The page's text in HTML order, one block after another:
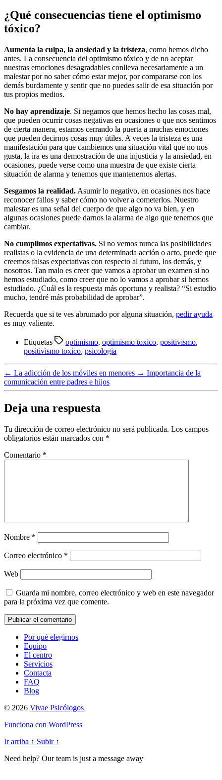
¿Qué consecuencias tiene el optimismo
tóxico?
Aumenta la culpa, la ansiedad y la tristeza, como hemos dicho
antes. La consecuencia del optimismo tóxico y de no aceptar
nuestras emociones desagradables conlleva necesariamente a un
malestar por no saber cómo estar mejor, por compararse con los
demás burdamente y sentir que no puedes salir de esa situación por
tus propios medios.
No hay aprendizaje. Si negamos que hemos hecho las cosas mal,
que pueden ocurrir cosas negativas en ocasiones o que nos sentimos
de cierta manera, estamos cerrando la puerta a muchas emociones
que pueden decirnos cosas muy útiles. A veces la tristeza es una
manifestación para que cambiemos una situación vital que no nos
gusta, la ira es una demostración de una injusticia y la ansiedad, en
ocasiones, puede verse como una muestra de que existe cierta
situación de alarma y tenemos que mantenernos alertas.
Sesgamos la realidad. Asumir lo negativo, en ocasiones nos hace
reconocer fallos y saber cómo no volver a cometerlos. Nuestro
malestar es una señal del cuerpo de que algo no va bien, y en
algunas ocasiones puede darnos la alarma de algo que tenemos que
cambiar.
No cumplimos expectativas. Si no vemos nunca las posibilidades
realistas o la evidencia de una determinada acción o acto, puede que
creemos falsas expectativas con respecto al futuro, los demás, y
nosotros. Tan malo es creer que vamos a aprobar un examen si no
hemos estudiado, como creer que no lo vamos a aprobar si hemos
estudiado. ¿Cuál es la respuesta más oportuna y realista? “Si estudio
mucho, tendré más probabilidad de aprobar”.
Recuerda que si te ves abrumado por alguna situación, pedir ayuda
es muy valiente.
Etiquetas optimismo, optimismo toxico, positivismo,
positivismo toxico, psicologia
← La adicción de los móviles en menores → Importancia de la
comunicación entre padres e hijos
Deja una respuesta
Tu dirección de correo electrónico no será publicada. Los campos
obligatorios están marcados con *
Comentario *
Nombre *
Correo electrónico *
Web
Guarda mi nombre, correo electrónico y web en este navegador
para la próxima vez que comente.
Por qué elegirnos
Equipo
El centro
Servicios
Contacta
FAQ
Blog
© 2026 Vivae Psicólogos
Funciona con WordPress
Ir arriba ↑ Subir ↑
Need help? Our team is just a message away